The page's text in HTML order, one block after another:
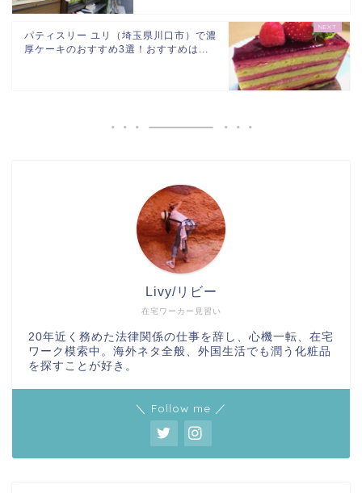
パティスリー ユリ（埼玉県川口市）で濃
厚ケーキのおすすめ3選！おすすめは...
在宅ワーカー見習い
Livy/リビー
20年近く務めた法律関係の仕事を辞し、心機一転、在宅
ワーク模索中。海外ネタ全般、外国生活でも潤う化粧品
を探すことが好き。
＼ Follow me ／